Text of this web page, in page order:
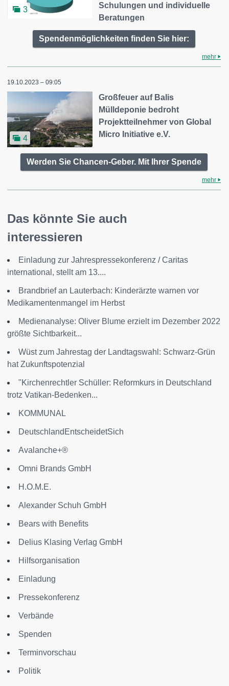
3
Schulungen und individuelle
Beratungen
Spendenmöglichkeiten finden Sie hier:
mehr
19.10.2023 – 09:05
4
Großfeuer auf Balis
Mülldeponie bedroht
Projektteilnehmer von Global
Micro Initiative e.V.
Werden Sie Chancen-Geber. Mit Ihrer Spende
mehr
Das könnte Sie auch
interessieren
Einladung zur Jahrespressekonferenz / Caritas
international, stellt am 13....
Brandbrief an Lauterbach: Kinderärzte warnen vor
Medikamentenmangel im Herbst
Medienanalyse: Oliver Blume erzielt im Dezember 2022
größte Sichtbarkeit...
Wüst zum Jahrestag der Landtagswahl: Schwarz-Grün
hat Zukunftspotenzial
"Kirchenrechtler Schüller: Reformkurs in Deutschland
trotz Vatikan-Bedenken...
KOMMUNAL
DeutschlandEntscheidetSich
Avalanche+®
Omni Brands GmbH
H.O.M.E.
Alexander Schuh GmbH
Bears with Benefits
Delius Klasing Verlag GmbH
Hilfsorganisation
Einladung
Pressekonferenz
Verbände
Spenden
Terminvorschau
Politik